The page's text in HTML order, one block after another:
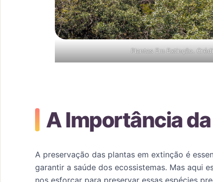
Plantas Em Extinção.
A Importância
A preservação das plantas em extinção é
garantir a saúde dos ecossistemas. Mas aqui